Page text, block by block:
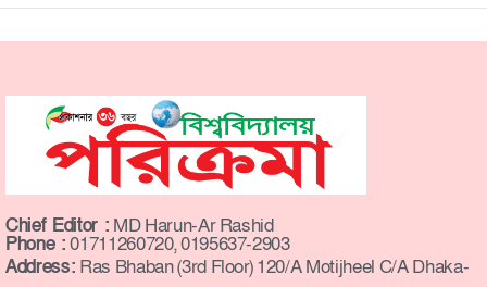
Chief Editor : MD Harun-Ar Rashid
Phone :01711260720, 0195637-2903
Address: Ras Bhaban (3rd Floor) 120/A Motijheel C/A Dhaka-